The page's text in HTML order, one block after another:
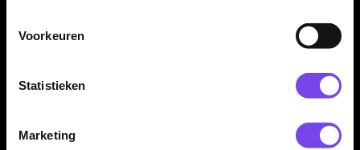
Voorkeuren
Statistieken
Marketing
Beschikbare gewichten: